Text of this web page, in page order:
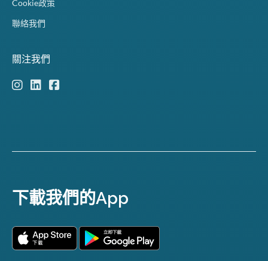
Cookie政策
聯絡我們
關注我們
下載我們的App